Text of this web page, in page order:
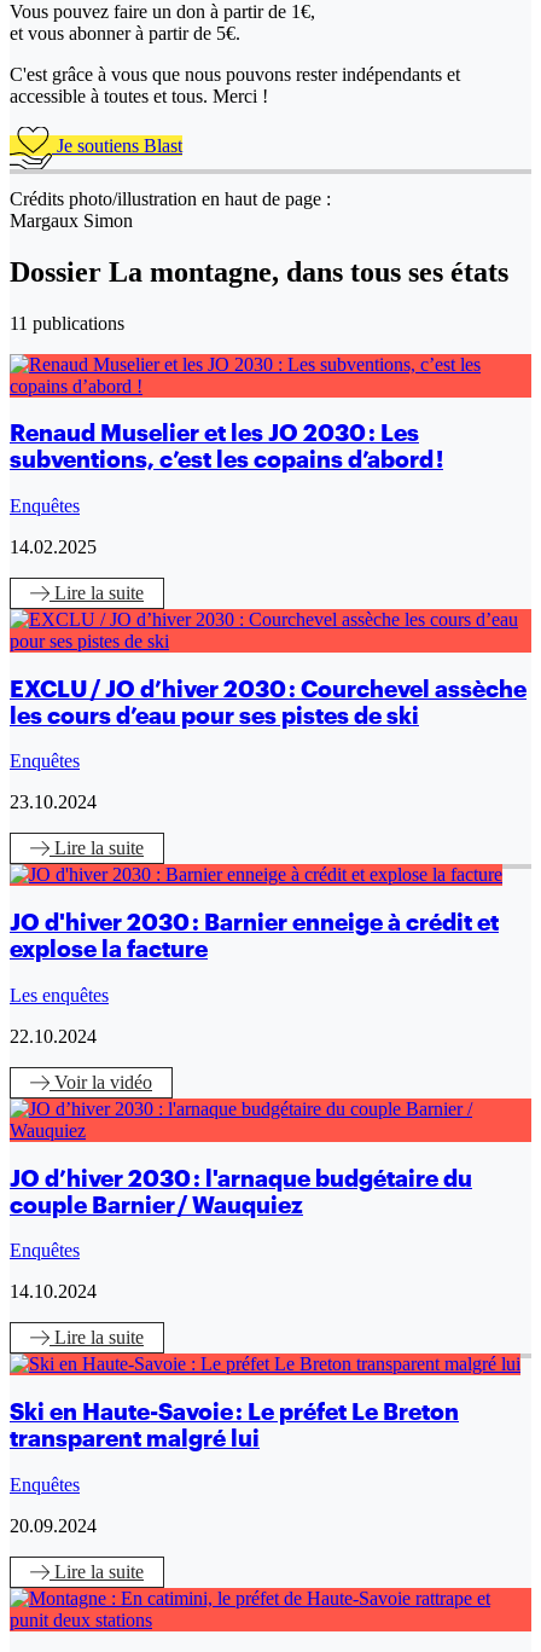
Vous pouvez faire un don à partir de 1€,
et vous abonner à partir de 5€.
C'est grâce à vous que nous pouvons rester indépendants et
accessible à toutes et tous. Merci !
Je soutiens Blast
Crédits photo/illustration en haut de page :
Margaux Simon
Dossier La montagne, dans tous ses états
11 publications
Renaud Muselier et les JO 2030 : Les
subventions, c’est les copains d’abord !
Enquêtes
14.02.2025
Lire la suite
EXCLU / JO d’hiver 2030 : Courchevel assèche
les cours d’eau pour ses pistes de ski
Enquêtes
23.10.2024
Lire la suite
JO d'hiver 2030 : Barnier enneige à crédit et
explose la facture
Les enquêtes
22.10.2024
Voirla vidéo
JO d’hiver 2030 : l'arnaque budgétaire du
couple Barnier / Wauquiez
Enquêtes
14.10.2024
Lire la suite
Ski en Haute-Savoie : Le préfet Le Breton
transparent malgré lui
Enquêtes
20.09.2024
Lire la suite